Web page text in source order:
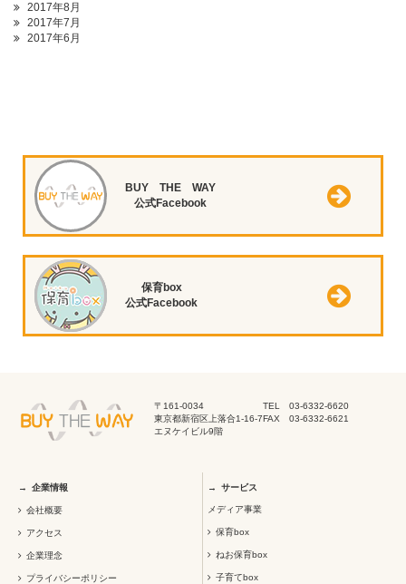
2017年8月
2017年7月
2017年6月
BUY THE WAY
公式Facebook
保育box
公式Facebook
〒161-0034
東京都新宿区上落合1-16-7
エヌケイビル9階
TEL 03-6332-6620
FAX 03-6332-6621
企業情報
会社概要
アクセス
企業理念
プライバシーポリシー
サービス
メディア事業
保育box
ねお保育box
子育てbox